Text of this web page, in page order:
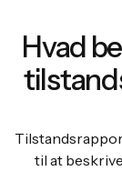
Hvad
til at